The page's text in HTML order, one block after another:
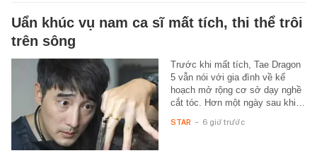
Uẩn khúc vụ nam ca sĩ mất tích, thi thể trôi
trên sông
Trước khi mất tích, Tae Dragon
5 vẫn nói với gia đình về kế
hoạch mở rộng cơ sở dạy nghề
cắt tóc. Hơn một ngày sau khi…
STAR - 6 giờ trước